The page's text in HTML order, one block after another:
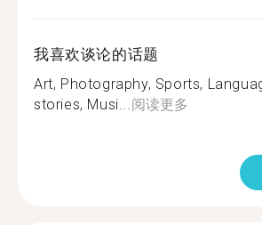
我喜欢谈论的话题
Art, Photography, Sports,
stories, Musi...阅读更多